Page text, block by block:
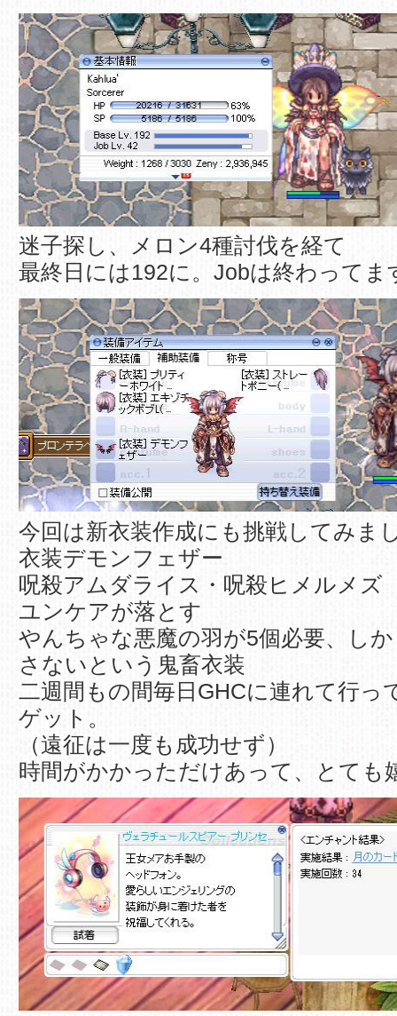
迷子探し、メロン4種討伐を経て
最終日には192に。Jobは終わってま
今回は新衣装作成にも挑戦してみま
衣装デモンフェザー
呪殺アムダライス・呪殺ヒメルメズ
ユンケアが落とす
やんちゃな悪魔の羽が5個必要、し
さないという鬼畜衣装
二週間もの間毎日GHCに連れて行っ
ゲット。
（遠征は一度も成功せず）
時間がかかっただけあって、とても